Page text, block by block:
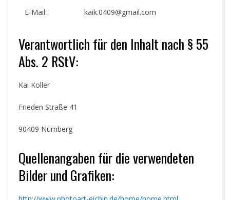
E-Mail: kaik.0409@gmail.com
Verantwortlich für den Inhalt nach § 55
Abs. 2 RStV:
Kai Koller
Frieden Straße 41
90409 Nürnberg
Quellenangaben für die verwendeten
Bilder und Grafiken: